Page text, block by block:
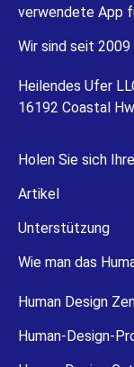
verwendete App
Wir sind seit 2009
Heilendes Ufer
16192 Coastal
Holen Sie sich
Artikel
Unterstützung
Wie man das
Human Design
Human-Design-